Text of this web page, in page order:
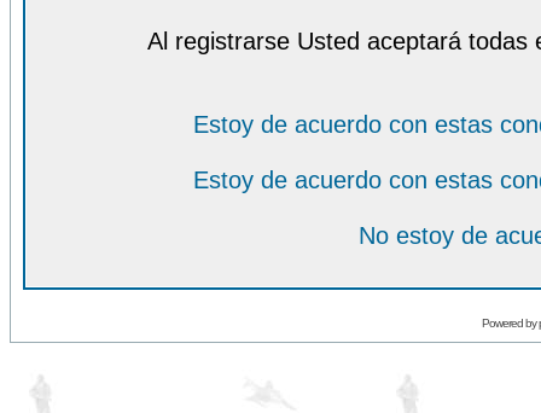
Al registrarse Usted aceptará todas
Estoy de acuerdo con estas
Estoy de acuerdo con estas
No estoy de
Powered by